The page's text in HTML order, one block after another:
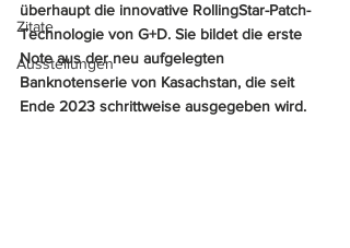
Zitate
Ausstellungen
überhaupt die innovative RollingStar-Patch-
Technologie von G+D. Sie bildet die erste
Note aus der neu aufgelegten
Banknotenserie von Kasachstan, die seit
Ende 2023 schrittweise ausgegeben wird.